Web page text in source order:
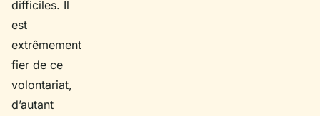
difficiles. Il
est
extrêmement
fier de ce
volontariat,
d’autant